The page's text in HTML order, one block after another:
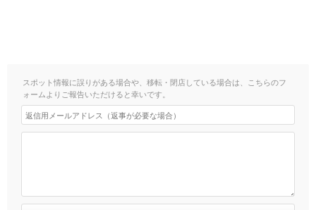
スポット情報に誤りがある場合や、移転・閉店している場合は、こちらのフ
ォームよりご報告いただけると幸いです。